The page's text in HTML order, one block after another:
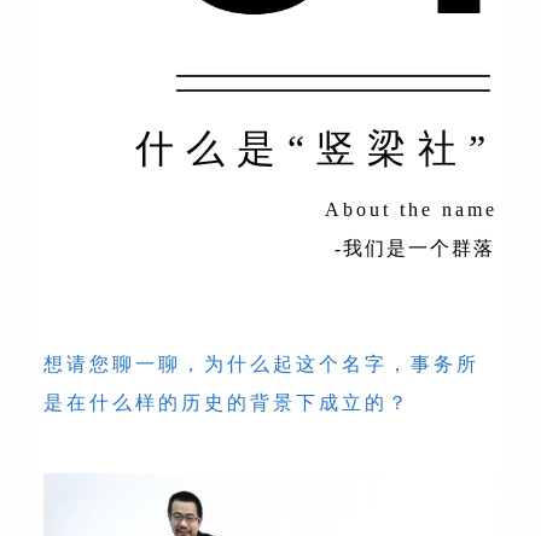
什么是“竖梁社”
About the name
-我们是一个群落
想请您聊一聊，为什么起这个名字， 事务所
是在什么样的历史的背景下成立的？